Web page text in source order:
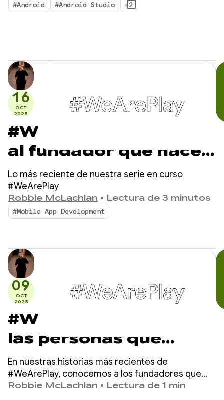
#Android #Android Studio +2
16
OCT
2025
#WeArePlay: Conoce
al fundador que hace
que la concientización
sobre el cáncer de
mama sea simple y
Lo más reciente de nuestra serie en curso
#WeArePlay
Robbie McLachlan • Lectura de 3 minutos
#Mobile App Development
09
OCT
2025
#WeArePlay: Conoce a
las personas que
crean apps y juegos
que simplifican las
finanzas para todos,
En nuestras historias más recientes de
#WeArePlay, conocemos a los fundadores que
crean apps y juegos que simplifican las finanzas
Robbie McLachlan • Lectura de 1 min